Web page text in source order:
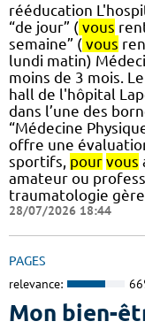
rééducation
“de jour” ( vous
semaine” ( vous
lundi matin)
moins de 3 mois.
hall de l'hôpital
dans l’une des
“Médecine
offre une
sportifs, pour vous
amateur ou
traumatologie
28/07/2026 18:44
PAGES
relevance:
Mon bien-